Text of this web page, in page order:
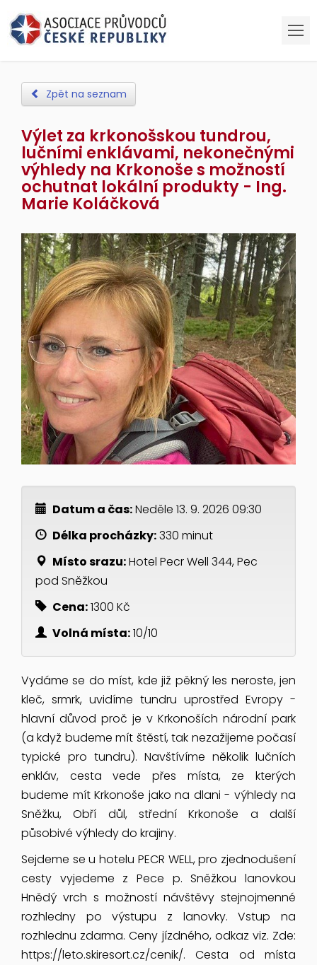
Zpět na seznam
Výlet za krkonošskou tundrou,
lučními enklávami, nekonečnými
výhledy na Krkonoše s možností
ochutnat lokální produkty - Ing.
Marie Koláčková
Datum a čas:Neděle 13. 9. 2026 09:30
Délka procházky:330 minut
Místo srazu:Hotel Pecr Well 344, Pec
pod Sněžkou
Cena:1300 Kč
Volná místa:10/10
Vydáme se do míst, kde již pěkný les neroste, jen
kleč, srmrk, uvidíme tundru uprostřed Evropy -
hlavní důvod proč je v Krkonoších národní park
(a když budeme mít štěstí, tak nezažijeme počasí
typické pro tundru). Navštívíme několik lučních
enkláv, cesta vede přes místa, ze kterých
budeme mít Krkonoše jako na dlani - výhledy na
Sněžku, Obří důl, střední Krkonoše a další
působivé výhledy do krajiny.
Sejdeme se u hotelu PECR WELL, pro zjednodušení
cesty vyjedeme z Pece p. Sněžkou lanovkou
Hnědý vrch s možností návštěvy stejnojmenné
rozhledny po výstupu z lanovky. Vstup na
rozhlednu zdarma. Ceny jízdného, odkaz viz. Zde:
https://leto.skiresort.cz/cenik/. Cesta od místa